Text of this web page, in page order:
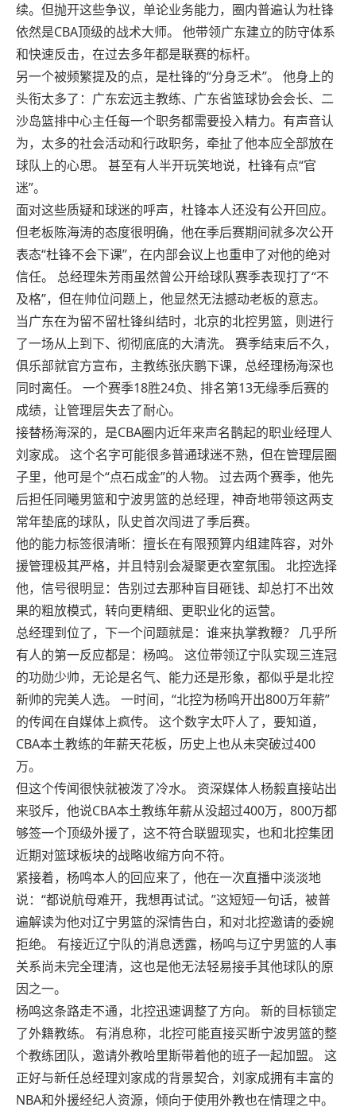
续。但抛开这些争议，单论业务能力，圈内普遍认为杜锋
依然是CBA顶级的战术大师。 他带领广东建立的防守体系
和快速反击，在过去多年都是联赛的标杆。
另一个被频繁提及的点，是杜锋的“分身乏术”。 他身上的
头衔太多了：广东宏远主教练、广东省篮球协会会长、二
沙岛篮排中心主任每一个职务都需要投入精力。有声音认
为，太多的社会活动和行政职务，牵扯了他本应全部放在
球队上的心思。 甚至有人半开玩笑地说，杜锋有点“官
迷”。
面对这些质疑和球迷的呼声，杜锋本人还没有公开回应。
但老板陈海涛的态度很明确，他在季后赛期间就多次公开
表态“杜锋不会下课”，在内部会议上也重申了对他的绝对
信任。 总经理朱芳雨虽然曾公开给球队赛季表现打了“不
及格”，但在帅位问题上，他显然无法撼动老板的意志。
当广东在为留不留杜锋纠结时，北京的北控男篮，则进行
了一场从上到下、彻彻底底的大清洗。 赛季结束后不久，
俱乐部就官方宣布，主教练张庆鹏下课，总经理杨海深也
同时离任。 一个赛季18胜24负、排名第13无缘季后赛的
成绩，让管理层失去了耐心。
接替杨海深的，是CBA圈内近年来声名鹊起的职业经理人
刘家成。 这个名字可能很多普通球迷不熟，但在管理层圈
子里，他可是个“点石成金”的人物。 过去两个赛季，他先
后担任同曦男篮和宁波男篮的总经理，神奇地带领这两支
常年垫底的球队，队史首次闯进了季后赛。
他的能力标签很清晰：擅长在有限预算内组建阵容，对外
援管理极其严格，并且特别会凝聚更衣室氛围。 北控选择
他，信号很明显：告别过去那种盲目砸钱、却总打不出效
果的粗放模式，转向更精细、更职业化的运营。
总经理到位了，下一个问题就是：谁来执掌教鞭？ 几乎所
有人的第一反应都是：杨鸣。 这位带领辽宁队实现三连冠
的功勋少帅，无论是名气、能力还是形象，都似乎是北控
新帅的完美人选。 一时间，“北控为杨鸣开出800万年薪”
的传闻在自媒体上疯传。 这个数字太吓人了，要知道，
CBA本土教练的年薪天花板，历史上也从未突破过400
万。
但这个传闻很快就被泼了冷水。 资深媒体人杨毅直接站出
来驳斥，他说CBA本土教练年薪从没超过400万，800万都
够签一个顶级外援了，这不符合联盟现实，也和北控集团
近期对篮球板块的战略收缩方向不符。
紧接着，杨鸣本人的回应来了，他在一次直播中淡淡地
说：“都说航母难开，我想再试试。”这短短一句话，被普
遍解读为他对辽宁男篮的深情告白，和对北控邀请的委婉
拒绝。 有接近辽宁队的消息透露，杨鸣与辽宁男篮的人事
关系尚未完全理清，这也是他无法轻易接手其他球队的原
因之一。
杨鸣这条路走不通，北控迅速调整了方向。 新的目标锁定
了外籍教练。 有消息称，北控可能直接买断宁波男篮的整
个教练团队，邀请外教哈里斯带着他的班子一起加盟。 这
正好与新任总经理刘家成的背景契合，刘家成拥有丰富的
NBA和外援经纪人资源，倾向于使用外教也在情理之中。